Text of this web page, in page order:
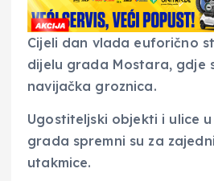
Cijeli dan vlada euforično
dijelu grada Mostara, gdje
navijačka groznica.
Ugostiteljski objekti i ulice
grada spremni su za
utakmice.